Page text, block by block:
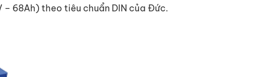
– 68Ah) theo tiêu chuẩn DIN của Đức.